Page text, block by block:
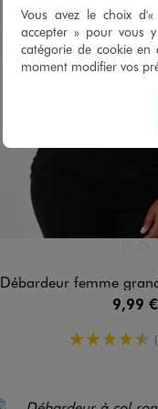
Débardeur femme grande taille
9,99 €
4.5/5
Vous avez le choix
accepter » pour vous
catégorie de cookie
moment modifier vos